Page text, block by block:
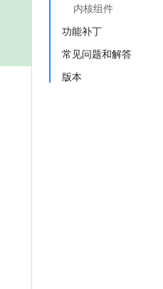
内核组件
功能补丁
常见问题和解答
版本